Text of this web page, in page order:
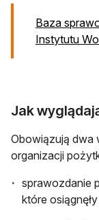
Baza
Instytutu
Jak
Obowiązują dwa
organizacji
sprawozdanie
które